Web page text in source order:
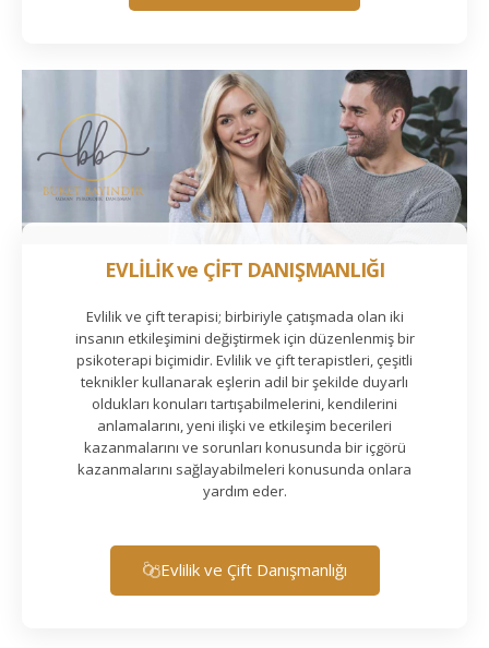
EVLİLİK ve ÇİFT DANIŞMANLIĞI
Evlilik ve çift terapisi; birbiriyle çatışmada olan iki
insanın etkileşimini değiştirmek için düzenlenmiş bir
psikoterapi biçimidir. Evlilik ve çift terapistleri, çeşitli
teknikler kullanarak eşlerin adil bir şekilde duyarlı
oldukları konuları tartışabilmelerini, kendilerini
anlamalarını, yeni ilişki ve etkileşim becerileri
kazanmalarını ve sorunları konusunda bir içgörü
kazanmalarını sağlayabilmeleri konusunda onlara
yardım eder.
Evlilik ve Çift Danışmanlığı